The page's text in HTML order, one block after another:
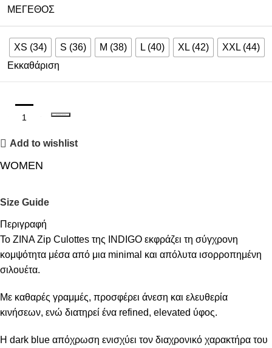
ΜΈΓΕΘΟΣ
XS (34) S (36) M (38) L (40) XL (42)
XXL (44)
Εκκαθάριση
Add to wishlist
WOMEN
Size Guide
Περιγραφή
Το ZINA Zip Culottes της INDIGO εκφράζει τη σύγχρονη
κομψότητα μέσα από μια minimal και απόλυτα ισορροπημένη
σιλουέτα.
Με καθαρές γραμμές, προσφέρει άνεση και ελευθερία
κινήσεων, ενώ διατηρεί ένα refined, elevated ύφος.
Η dark blue απόχρωση ενισχύει τον διαχρονικό χαρακτήρα του